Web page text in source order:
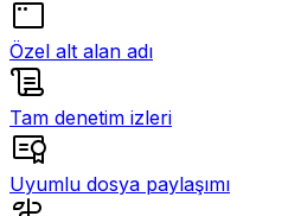
Özel alt alan adı
Tam denetim izleri
Uyumlu dosya paylaşımı